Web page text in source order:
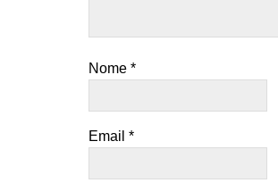
Nome *
Email *